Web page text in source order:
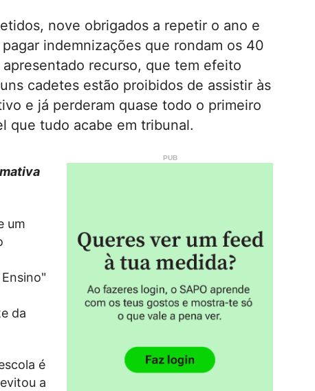
nove obrigados a repetir o ano e
indemnizações que rondam os 40
recurso, que tem efeito
cadetes estão proibidos de assistir às
e já perderam quase todo o primeiro
que tudo acabe em tribunal.
um
da
é
a